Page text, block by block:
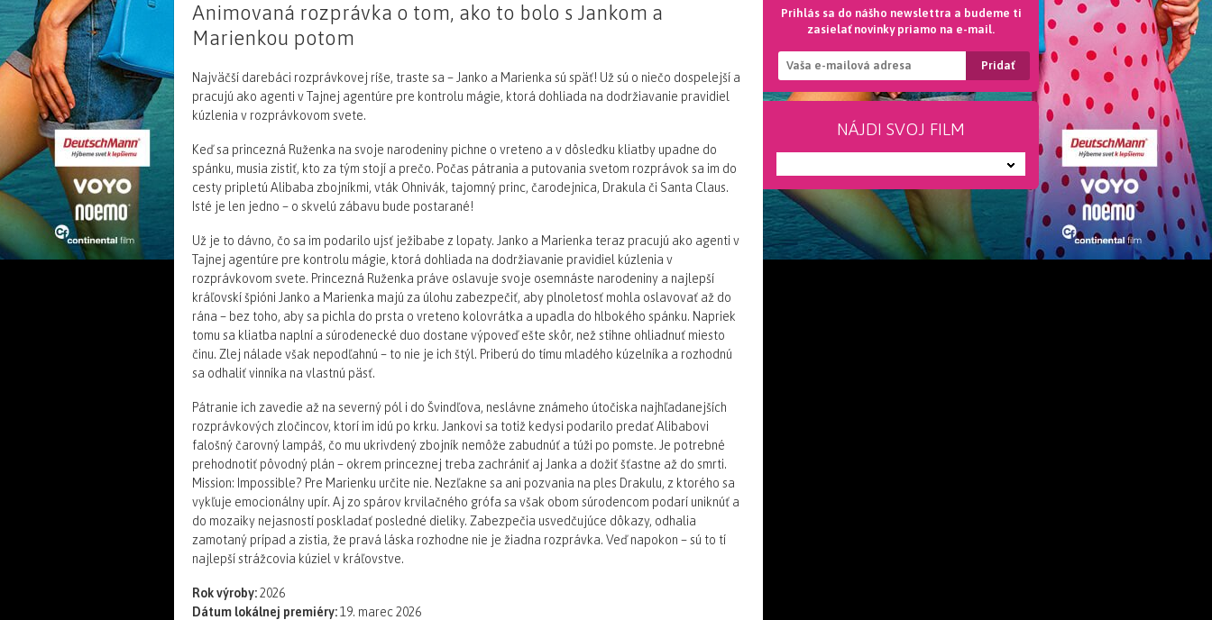
Animovaná rozprávka o tom, ako to bolo s Jankom a
Marienkou potom
Najväčší darebáci rozprávkovej ríše, traste sa – Janko a Marienka sú späť! Už sú o niečo dospelejší a
pracujú ako agenti v Tajnej agentúre pre kontrolu mágie, ktorá dohliada na dodržiavanie pravidiel
kúzlenia v rozprávkovom svete.
Keď sa princezná Ruženka na svoje narodeniny pichne o vreteno a v dôsledku kliatby upadne do
spánku, musia zistiť, kto za tým stojí a prečo. Počas pátrania a putovania svetom rozprávok sa im do
cesty pripletú Alibaba zbojníkmi, vták Ohnivák, tajomný princ, čarodejnica, Drakula či Santa Claus.
Isté je len jedno – o skvelú zábavu bude postarané!
Už je to dávno, čo sa im podarilo ujsť ježibabe z lopaty. Janko a Marienka teraz pracujú ako agenti v
Tajnej agentúre pre kontrolu mágie, ktorá dohliada na dodržiavanie pravidiel kúzlenia v
rozprávkovom svete. Princezná Ruženka práve oslavuje svoje osemnáste narodeniny a najlepší
kráľovskí špióni Janko a Marienka majú za úlohu zabezpečiť, aby plnoletosť mohla oslavovať až do
rána – bez toho, aby sa pichla do prsta o vreteno kolovrátka a upadla do hlbokého spánku. Napriek
tomu sa kliatba naplní a súrodenecké duo dostane výpoveď ešte skôr, než stihne ohliadnuť miesto
činu. Zlej nálade však nepodľahnú – to nie je ich štýl. Priberú do tímu mladého kúzelníka a rozhodnú
sa odhaliť vinníka na vlastnú päsť.
Pátranie ich zavedie až na severný pól i do Švindľova, neslávne známeho útočiska najhľadanejších
rozprávkových zločincov, ktorí im idú po krku. Jankovi sa totiž kedysi podarilo predať Alibabovi
falošný čarovný lampáš, čo mu ukrivdený zbojník nemôže zabudnúť a túži po pomste. Je potrebné
prehodnotiť pôvodný plán – okrem princeznej treba zachrániť aj Janka a dožiť šťastne až do smrti.
Mission: Impossible? Pre Marienku určite nie. Nezľakne sa ani pozvania na ples Drakulu, z ktorého sa
vykľuje emocionálny upír. Aj zo spárov krvilačného grófa sa však obom súrodencom podarí uniknúť a
do mozaiky nejasností poskladať posledné dieliky. Zabezpečia usvedčujúce dôkazy, odhalia
zamotaný prípad a zistia, že pravá láska rozhodne nie je žiadna rozprávka. Veď napokon – sú to tí
najlepší strážcovia kúziel v kráľovstve.
Rok výroby:2026
Dátum lokálnej premiéry:19. marec 2026
Prihlás sa do nášho newslettra a budeme ti
zasielať novinky priamo na e-mail.
NÁJDI SVOJ FILM